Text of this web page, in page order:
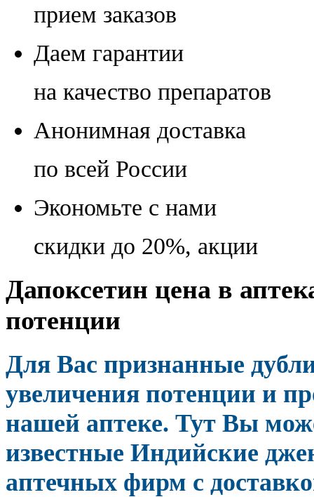
прием заказов
Даем гарантии
на качество препаратов
Анонимная доставка
по всей России
Экономьте с нами
скидки до 20%, акции
Дапоксетин цена в
потенции
Для Вас признанные
увеличения потенции и
нашей аптеке. Тут Вы
известные Индийские
аптечных фирм с